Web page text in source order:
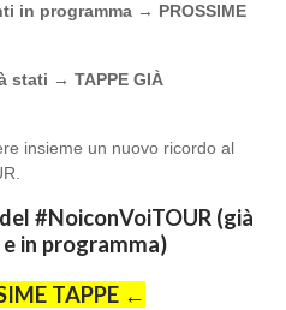
in programma → PROSSIME
stati → TAPPE GIÀ
insieme un nuovo ricordo al
#NoiconVoiTOUR (già
in programma)
TAPPE ←